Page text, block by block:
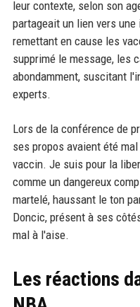
leur contexte, selon son
partageait un lien vers
remettant en cause les
supprimé le message, les
abondamment, suscitant
experts.
Lors de la conférence de
ses propos avaient été
vaccin. Je suis pour la
comme un dangereux
martelé, haussant le ton
Doncic, présent à ses
mal à l'aise.
Les réactions